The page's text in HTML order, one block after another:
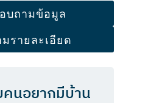
บถามข้อมูล
รายละเอียด
คนอยากมีบ้าน